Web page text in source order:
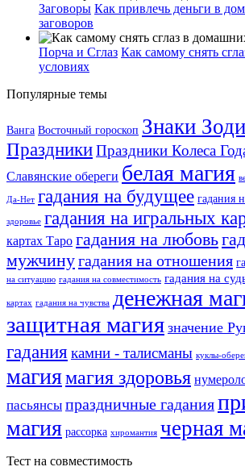
Заговоры Как привлечь деньги в
заговоров
Порча и Сглаз Как самому снять
условиях
Популярные темы
Ванга Восточный гороскоп Знаки
ПраздникиПраздники Колеса
Славянские обереги белая магия
Да-Нет гадания на будущее гадания
здоровье гадания на игральных
картах Таро гадания на любовь
мужчинугадания на отношения
на ситуацию гадания на совместимость гадания на
картах гадания на чувства денежная
защитная магия значение
гадания камни - талисманы куклы-
магиямагия здоровья
пасьянсы праздничные гадания
магия рассорка хиромантия черная
Тест на совместимость